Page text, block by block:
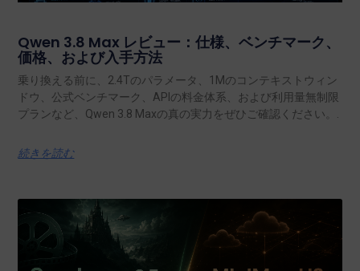
Qwen 3.8 Max レビュー：仕様、ベンチマーク、
価格、および入手方法
乗り換える前に、2.4Tのパラメータ、1Mのコンテキストウィン
ドウ、公式ベンチマーク、APIの料金体系、および利用量無制限
プランなど、Qwen 3.8 Maxの真の実力をぜひご確認ください。.
続きを読む